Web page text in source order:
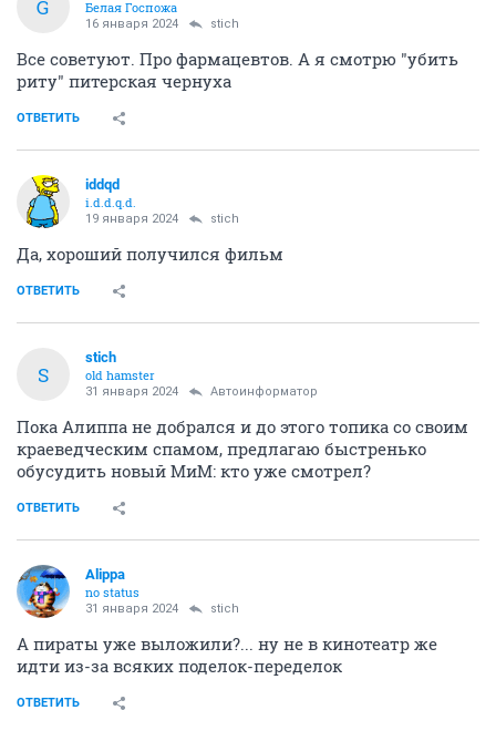
G
Белая Госпожа
16 января 2024 stich
Все советуют. Про фармацевтов. А я смотрю "убить
риту" питерская чернуха
ОТВЕТИТЬ
iddqd
i.d.d.q.d.
19 января 2024 stich
Да, хороший получился фильм
ОТВЕТИТЬ
S
stich
old hamster
31 января 2024 Автоинформатор
Пока Алиппа не добрался и до этого топика со своим
краеведческим спамом, предлагаю быстренько
обусудить новый МиМ: кто уже смотрел?
ОТВЕТИТЬ
Alippa
no status
31 января 2024 stich
А пираты уже выложили?... ну не в кинотеатр же
идти из-за всяких поделок-переделок
ОТВЕТИТЬ